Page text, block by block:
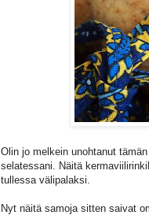
Olin jo melkein unohtanut
selatessani. Näitä
tullessa välipalaksi.
Nyt näitä samoja sitten saivat